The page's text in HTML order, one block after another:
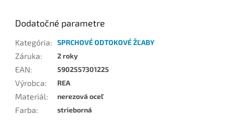
Dodatočné parametre
Kategória: SPRCHOVÉ ODTOKOVÉ ŽĽABY
Záruka: 2 roky
EAN: 5902557301225
Výrobca: REA
Materiál: nerezová oceľ
Farba: strieborná